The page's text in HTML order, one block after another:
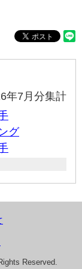
年7月分集計
グ
Reserved.